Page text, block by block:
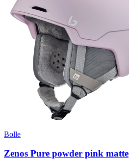
Bolle
Zenos Pure powder pink matte